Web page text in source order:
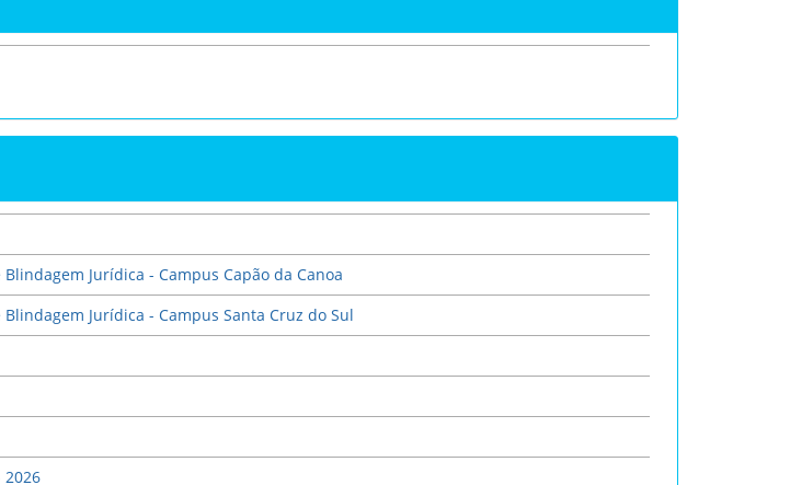
Jurídica - Campus Capão da Canoa
Jurídica - Campus Santa Cruz do Sul
2026